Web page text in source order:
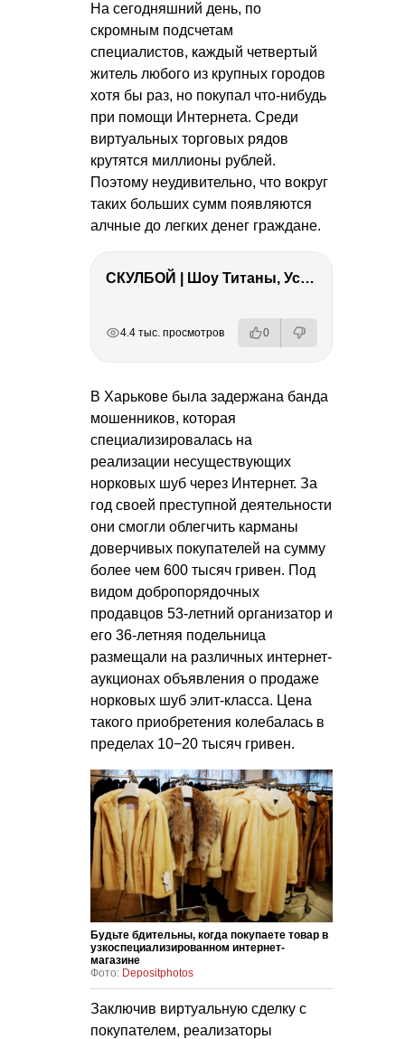
На сегодняшний день, по
скромным подсчетам
специалистов, каждый четвертый
житель любого из крупных городов
хотя бы раз, но покупал что-нибудь
при помощи Интернета. Среди
виртуальных торговых рядов
крутятся миллионы рублей.
Поэтому неудивительно, что вокруг
таких больших сумм появляются
алчные до легких денег граждане.
СКУЛБОЙ | Шоу Титаны, Усейн Болт, Ларрат, Зашквар!
4.4 тыс. просмотров 0
В Харькове была задержана банда
мошенников, которая
специализировалась на
реализации несуществующих
норковых шуб через Интернет. За
год своей преступной деятельности
они смогли облегчить карманы
доверчивых покупателей на сумму
более чем 600 тысяч гривен. Под
видом добропорядочных
продавцов 53-летний организатор и
его 36-летняя подельница
размещали на различных интернет-
аукционах объявления о продаже
норковых шуб элит-класса. Цена
такого приобретения колебалась в
пределах 10−20 тысяч гривен.
Будьте бдительны, когда покупаете товар в
узкоспециализированном интернет-
магазине
Фото: Depositphotos
Заключив виртуальную сделку с
покупателем, реализаторы